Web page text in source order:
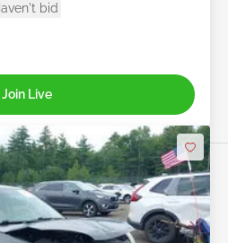
bid
Join Live